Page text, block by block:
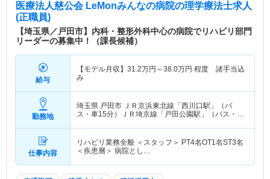
医療法人慈公会 LeMonみんなの病院の理学療法士求人
(正職員)
【埼玉県／戸田市】内科・整形外科中心の病院でリハビリ部門
リーダーの募集中！（課長候補）
給与
【モデル月収】 31.2万円～38.0万円 程度 諸手当込
み
勤務地
埼玉県 戸田市 ＪＲ京浜東北線「西川口駅」（バ
ス・車15分）ＪＲ埼京線「戸田公園駅」（バス・車
仕事内容
リハビリ業務全般 ＜スタッフ＞ PT4名OT1名ST3名
＜疾患層＞ 病院とし…